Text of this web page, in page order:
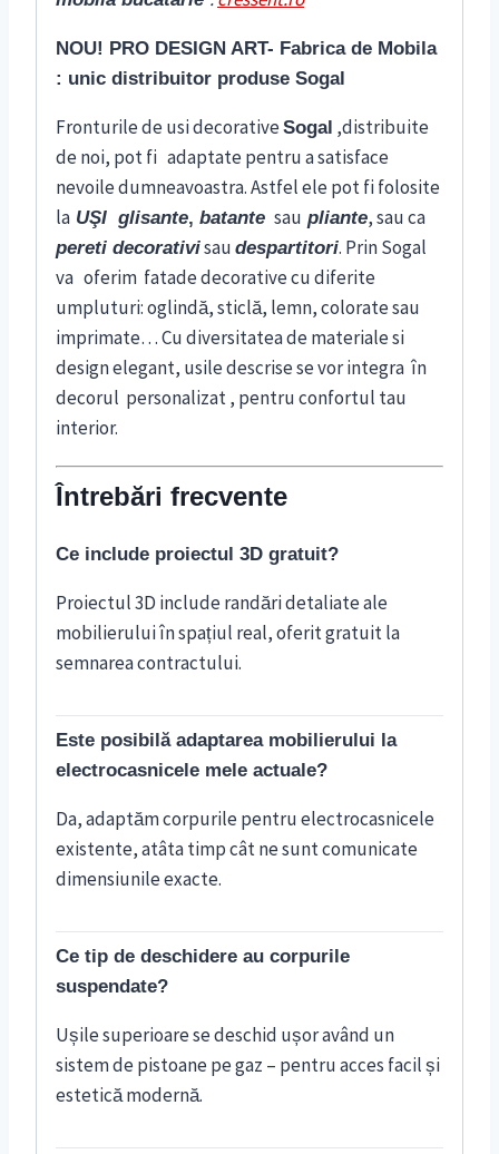
NOU! PRO DESIGN ART- Fabrica de Mobila
: unic distribuitor produse Sogal
Fronturile de usi decorativeSogal ,distribuite
de noi, pot fi adaptate pentru a satisface
nevoile dumneavoastra. Astfel ele pot fi folosite
la UŞI glisante, batante sau pliante, sau ca
pereti decorativisau despartitori. Prin Sogal
va oferim fatade decorative cu diferite
umpluturi: oglindă, sticlă, lemn, colorate sau
imprimate… Cu diversitatea de materiale si
design elegant, usile descrise se vor integra în
decorul personalizat , pentru confortul tau
interior.
Întrebări frecvente
Ce include proiectul 3D gratuit?
Proiectul 3D include randări detaliate ale
mobilierului în spațiul real, oferit gratuit la
semnarea contractului.
Este posibilă adaptarea mobilierului la
electrocasnicele mele actuale?
Da, adaptăm corpurile pentru electrocasnicele
existente, atâta timp cât ne sunt comunicate
dimensiunile exacte.
Ce tip de deschidere au corpurile
suspendate?
Ușile superioare se deschid ușor având un
sistem de pistoane pe gaz – pentru acces facil și
estetică modernă.